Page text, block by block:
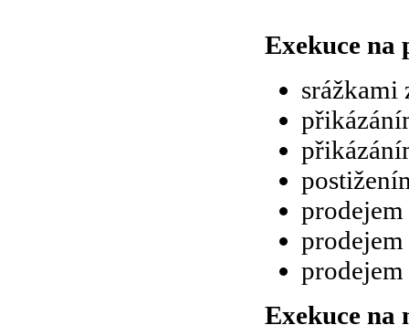
Exekuce na
srážkami
prodejem
Exekuce na